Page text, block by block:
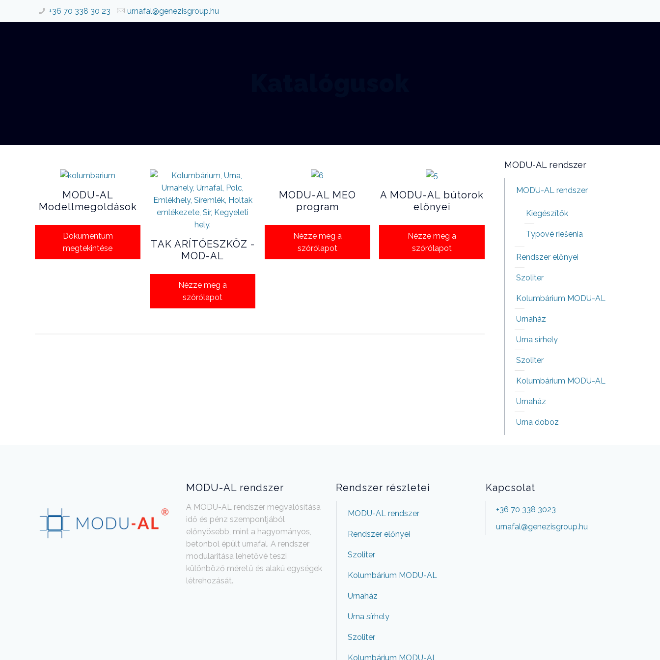
+36 70 338 30 23 urnafal@genezisgroup.hu
MODU-AL
Modellmegoldások
Dokumentum
megtekintése
TAK ARÍTÓESZKÖZ -
MOD-AL
Nézze meg a
szórólapot
MODU-AL MEO
program
Nézze meg a
szórólapot
A MODU-AL bútorok
előnyei
Nézze meg a
szórólapot
MODU-AL rendszer
MODU-AL rendszer
Kiegészítők
Typové riešenia
Rendszer előnyei
Szoliter
Kolumbárium MODU-AL
Urnaház
Urna sírhely
Szoliter
Kolumbárium MODU-AL
Urnaház
Urna doboz
MODU-AL rendszer
A MODU-AL rendszer megvalósítása
idő és pénz szempontjából
előnyösebb, mint a hagyományos,
betonbol épült urnafal. A rendszer
modularitása lehetővé teszi
különböző méretű és alakú egységek
létrehozását.
Rendszer részletei
MODU-AL rendszer
Rendszer előnyei
Szoliter
Kolumbárium MODU-AL
Urnaház
Urna sírhely
Szoliter
Kolumbárium MODU-AL
Kapcsolat
+36 70 338 3023
urnafal@genezisgroup.hu